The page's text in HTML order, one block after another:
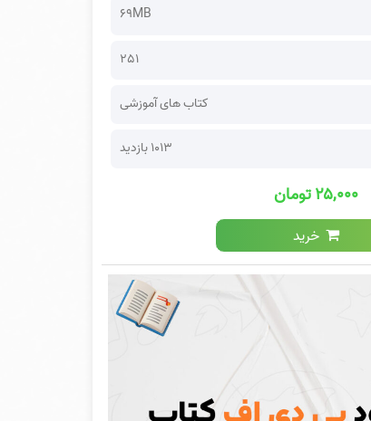
69MB
251
کتاب های آموزشی
1013 بازدید
۲۵,۰۰۰ تومان
خرید